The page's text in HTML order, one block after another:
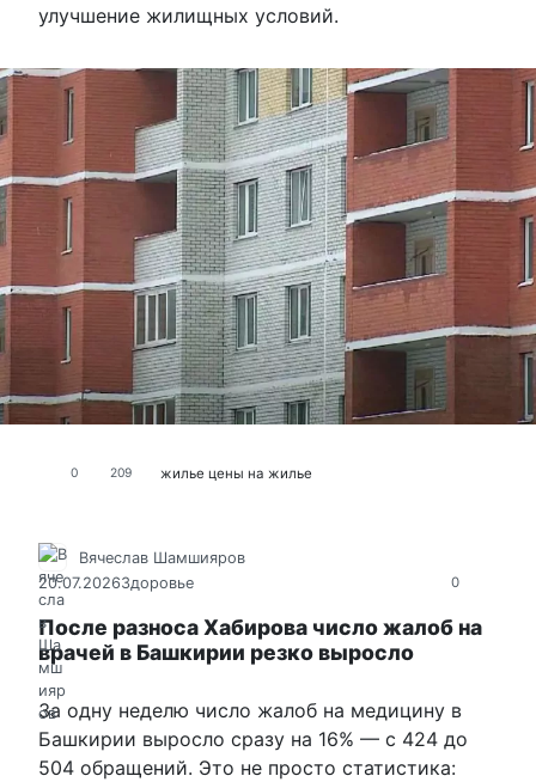
улучшение жилищных условий.
0 209 жилье цены на жилье
0
Вячеслав Шамшияров
20.07.2026Здоровье
После разноса Хабирова число жалоб на
врачей в Башкирии резко выросло
За одну неделю число жалоб на медицину в
Башкирии выросло сразу на 16% — с 424 до
504 обращений. Это не просто статистика: